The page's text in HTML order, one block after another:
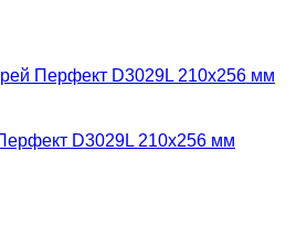
D3029L 210х256 мм